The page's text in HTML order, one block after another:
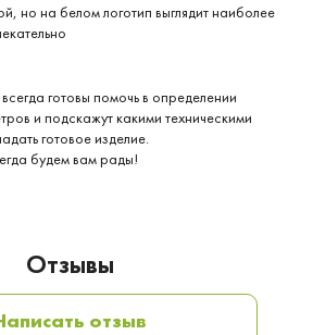
но на белом логотип выглядит наиболее
готовы помочь в определении
и подскажут какими техническими
готовое изделие.
будем вам рады!
Отзывы
отзыв